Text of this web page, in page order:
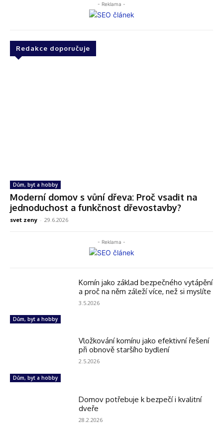
- Reklama -
Redakce doporučuje
Dům, byt a hobby
Moderní domov s vůní dřeva: Proč vsadit na
jednoduchost a funkčnost dřevostavby?
svet zeny - 29.6.2026
- Reklama -
Dům, byt a hobby
Komín jako základ bezpečného vytápění
a proč na něm záleží více, než si myslíte
3.5.2026
Dům, byt a hobby
Vložkování komínu jako efektivní řešení
při obnově staršího bydlení
2.5.2026
Domov potřebuje k bezpečí i kvalitní
dveře
28.2.2026